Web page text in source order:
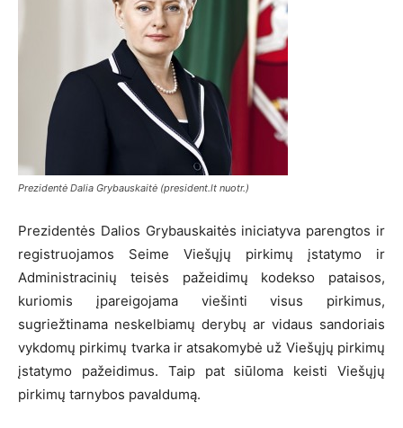
Prezidentė Dalia Grybauskaitė (president.lt nuotr.)
Prezidentės Dalios Grybauskaitės iniciatyva parengtos ir
registruojamos Seime Viešųjų pirkimų įstatymo ir
Administracinių teisės pažeidimų kodekso pataisos,
kuriomis įpareigojama viešinti visus pirkimus,
sugriežtinama neskelbiamų derybų ar vidaus sandoriais
vykdomų pirkimų tvarka ir atsakomybė už Viešųjų pirkimų
įstatymo pažeidimus. Taip pat siūloma keisti Viešųjų
pirkimų tarnybos pavaldumą.